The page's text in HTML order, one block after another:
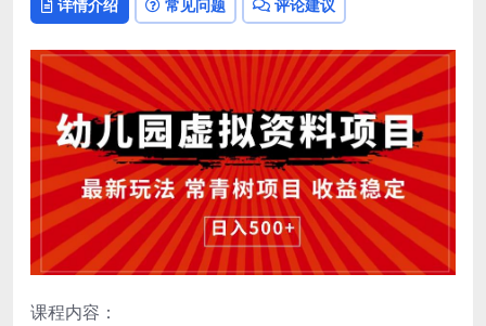
详情介绍 常见问题 评论建议
课程内容：